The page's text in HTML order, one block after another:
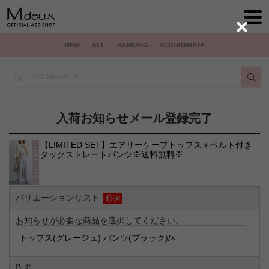
NEW ALL RANKING COORDINATE
入荷お知らせメール登録完了
【LIMITED SET】エアリーケープトップス＋ベルト付き
タックストレートパンツ※送料無料※
バリエーションリスト 必須
お知らせが必要な商品を選択してください。
Close